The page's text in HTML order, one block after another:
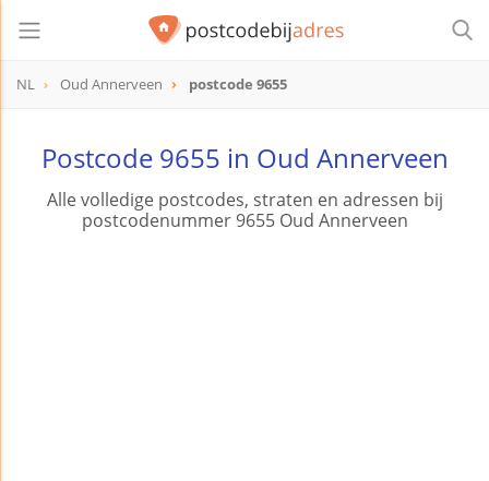
NL Oud Annerveen postcode 9655
Postcode 9655 in Oud Annerveen
Alle volledige postcodes, straten en adressen bij
postcodenummer 9655 Oud Annerveen